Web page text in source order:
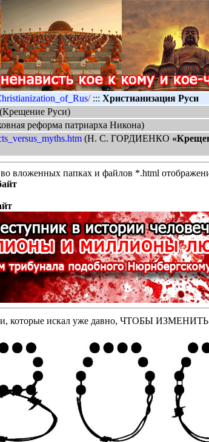
/::: Христианизация Руси
(Крещение Руси)
реформа патриарха Никона)
(Н. С. ГОРДИЕНКО
во вложенных папках и файлов *.html
идеи, которые искал уже давно, ЧТОБЫ